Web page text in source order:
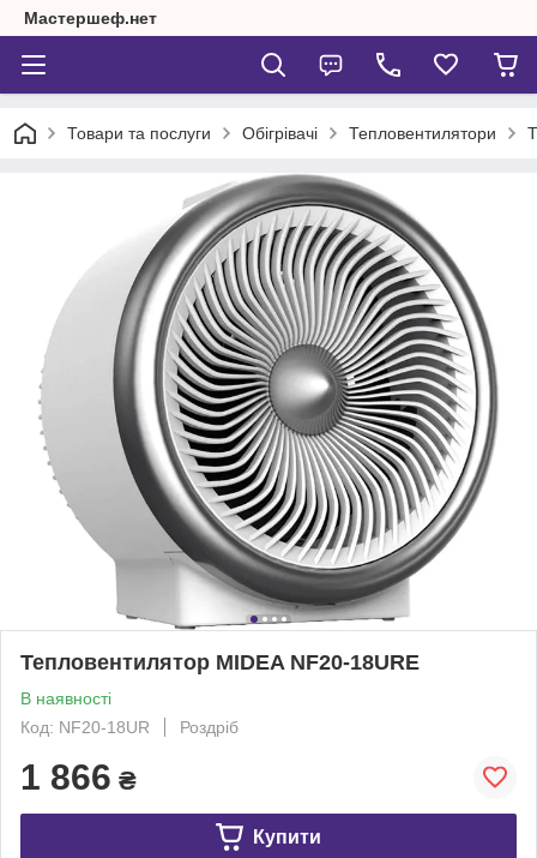
Мастершеф.нет
Товари та послуги Обігрівачі Тепловентилятори
Тепловентилятор MIDEA NF20-18URE
В наявності
Код: NF20-18UR
Роздріб
1 866 ₴
Купити